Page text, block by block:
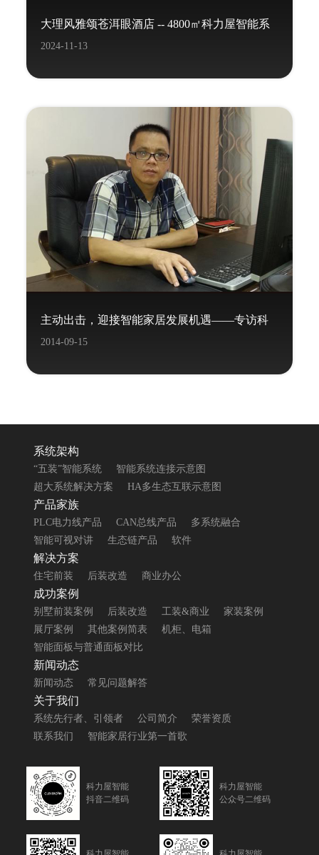
大理风雅颂苍洱眼酒店 -- 4800㎡科力屋智能系
2024-11-13
主动出击，迎接智能家居发展机遇——专访科
2014-09-15
系统架构
“五装”智能系统
智能系统连接示意图
超大系统解决方案
HA多生态互联示意图
产品家族
PLC电力线产品 CAN总线产品
多系统融合
智能可视对讲
生态链产品 软件
解决方案
住宅前装 后装改造 商业办公
成功案例
别墅前装案例 后装改造 工装&商业
家装案例
展厅案例
其他案例简表
机柜、电箱
智能面板与普通面板对比
新闻动态
新闻动态 常见问题解答
关于我们
系统先行者、引领者 公司简介
荣誉资质
联系我们
智能家居行业第一首歌
科力屋智能
抖音二维码
科力屋智能
公众号二维码